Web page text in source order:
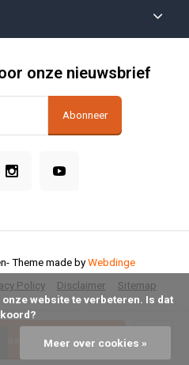
aan winkelwagen
onze nieuwsbrief
Abonneer
Policy Disclaimer Sitemap
- Theme made byWebdinge
Meer over cookies »